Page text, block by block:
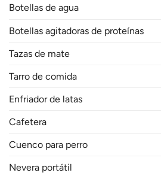
Botellas de agua
Botellas agitadoras de proteínas
Tazas de mate
Tarro de comida
Enfriador de latas
Cafetera
Cuenco para perro
Nevera portátil